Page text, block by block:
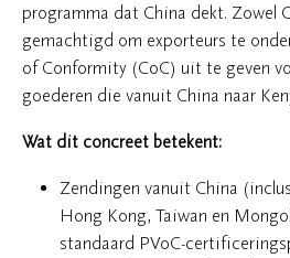
programma dat China dekt. Zowel
gemachtigd om exporteurs te
of Conformity (CoC) uit te geven
goederen die vanuit China naar
Wat dit concreet betekent:
Zendingen vanuit China
Hong Kong, Taiwan en
standaard PVoC-